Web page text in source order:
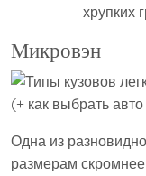
хрупких
Микровэн
Одна из
размерам